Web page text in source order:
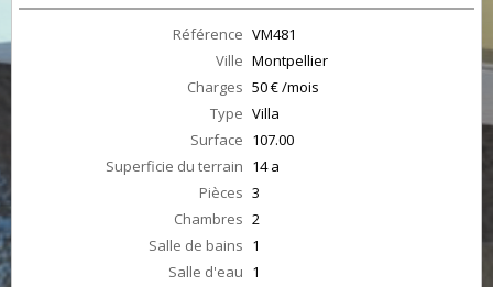
Référence VM481
Ville Montpellier
Charges 50 € /mois
Type Villa
Surface 107.00
Superficie du terrain 14 a
Pièces 3
Chambres 2
Salle de bains 1
Salle d'eau 1